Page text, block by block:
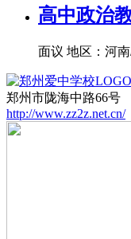
高中政治
面议 地区：河南
郑州市陇海中路66号
http://www.zz2z.net.cn/